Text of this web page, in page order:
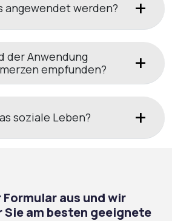
angewendet werden?
der Anwendung
empfunden?
soziale Leben?
Formular aus und wir
am besten geeignete